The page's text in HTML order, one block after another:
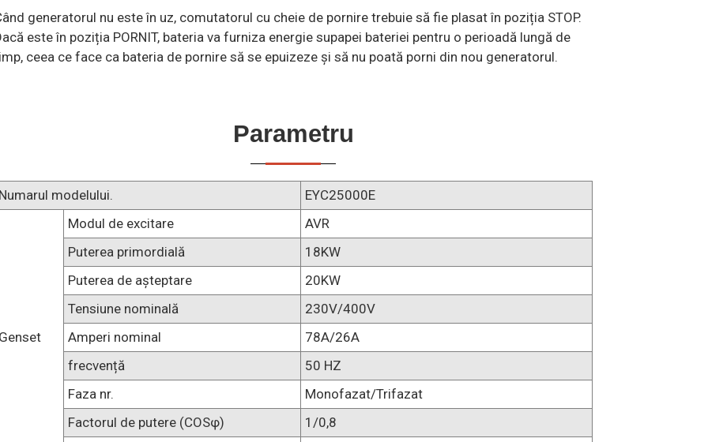
generatorul nu este în uz, comutatorul cu cheie de pornire trebuie să fie plasat în poziția STOP.
este în poziția PORNIT, bateria va furniza energie supapei bateriei pentru o perioadă lungă de
ceea ce face ca bateria de pornire să se epuizeze și să nu poată porni din nou generatorul.
Parametru
Numarul modelului. EYC25000E
Genset
Modul de excitare
AVR
Puterea primordială
18KW
Puterea de așteptare
20KW
Tensiune nominală
230V/400V
Amperi nominal
78A/26A
frecvență
50 HZ
Faza nr.
Monofazat/Trifazat
Factorul de putere (COSφ)
1/0,8